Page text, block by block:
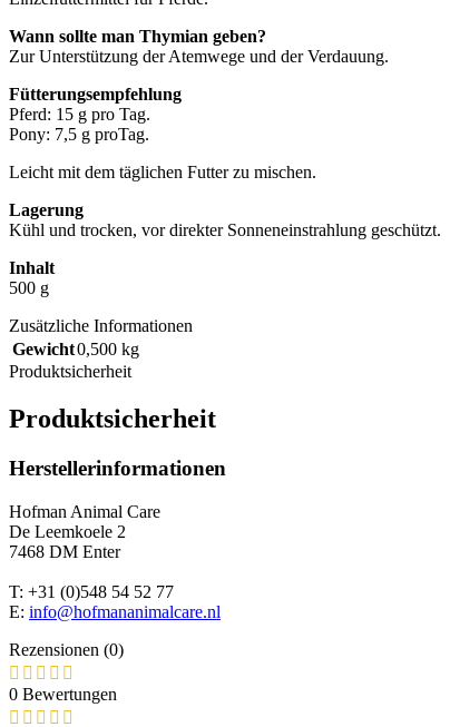
Wann sollte man Thymian geben?
Zur Unterstützung der Atemwege und der Verdauung.
Fütterungsempfehlung
Pferd: 15 g pro Tag.
Pony: 7,5 g proTag.
Leicht mit dem täglichen Futter zu mischen.
Lagerung
Kühl und trocken, vor direkter Sonneneinstrahlung geschützt.
Inhalt
500 g
Zusätzliche Informationen
Gewicht0,500 kg
Produktsicherheit
Produktsicherheit
Herstellerinformationen
Hofman Animal Care
De Leemkoele 2
7468 DM Enter
T: +31 (0)548 54 52 77
E: info@hofmananimalcare.nl
Rezensionen (0)
0 Bewertungen